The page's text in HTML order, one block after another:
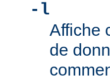
-l
Affiche
de